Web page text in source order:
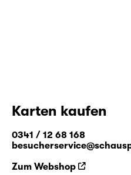
Karten kaufen
0341 / 12 68 168
Zum Webshop